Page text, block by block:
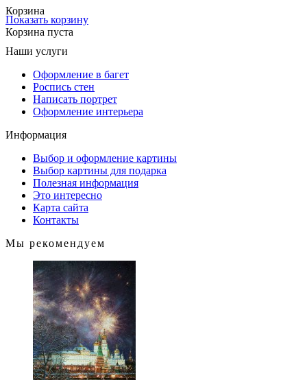
Корзина
Показать корзину
Корзина пуста
Наши услуги
Оформление в багет
Роспись стен
Написать портрет
Оформление интерьера
Информация
Выбор и оформление картины
Выбор картины для подарка
Полезная информация
Это интересно
Карта сайта
Контакты
Мы рекомендуем